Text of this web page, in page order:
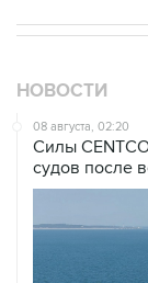
НОВОСТИ
08 августа, 02:20
Силы
судов после